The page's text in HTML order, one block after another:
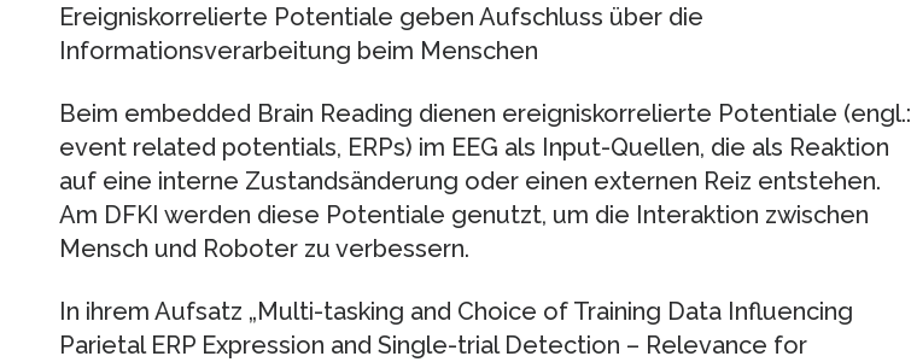
Ereigniskorrelierte Potentiale geben Aufschluss über die
Informationsverarbeitung beim Menschen
Beim embedded Brain Reading dienen ereigniskorrelierte Potentiale (engl.:
event related potentials, ERPs) im EEG als Input-Quellen, die als Reaktion
auf eine interne Zustandsänderung oder einen externen Reiz entstehen.
Am DFKI werden diese Potentiale genutzt, um die Interaktion zwischen
Mensch und Roboter zu verbessern.
In ihrem Aufsatz „Multi-tasking and Choice of Training Data Influencing
Parietal ERP Expression and Single-trial Detection – Relevance for